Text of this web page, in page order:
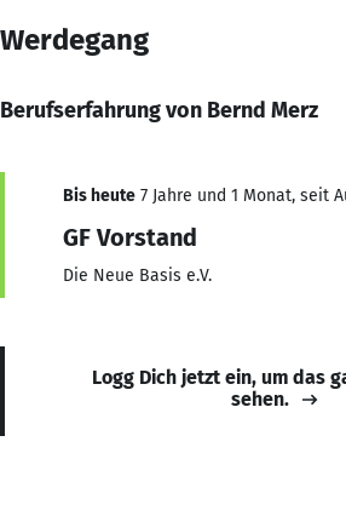
Werdegang
Berufserfahrung von Bernd Merz
Bis heute 7 Jahre und 1 Monat, seit
GF Vorstand
Die Neue Basis e.V.
Logg Dich jetzt ein, um das
sehen.